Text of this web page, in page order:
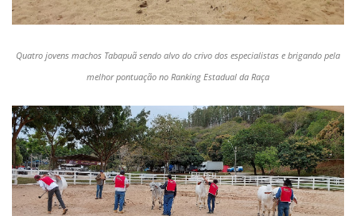
Quatro jovens machos Tabapuã sendo alvo do crivo dos especialistas e brigando pela
melhor pontuação no Ranking Estadual da Raça